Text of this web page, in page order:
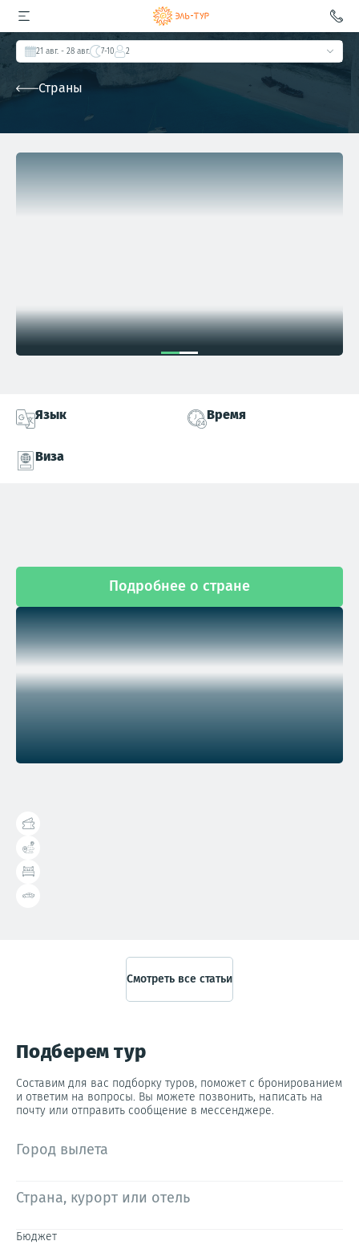
21 авг. - 28 авг. 7-10 2
Страны
Язык Время
Виза
Подробнее о стране
Справочник туриста
Смотреть все статьи
Подберем тур
Составим для вас подборку туров, поможет с бронированием
и ответим на вопросы. Вы можете позвонить, написать на
почту или отправить сообщение в мессенджере.
Город вылета
Страна, курорт или отель
Бюджет